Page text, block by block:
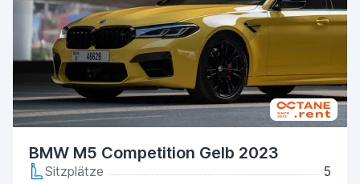
BMW M5 Competition Gelb 2023
Sitzplätze
5